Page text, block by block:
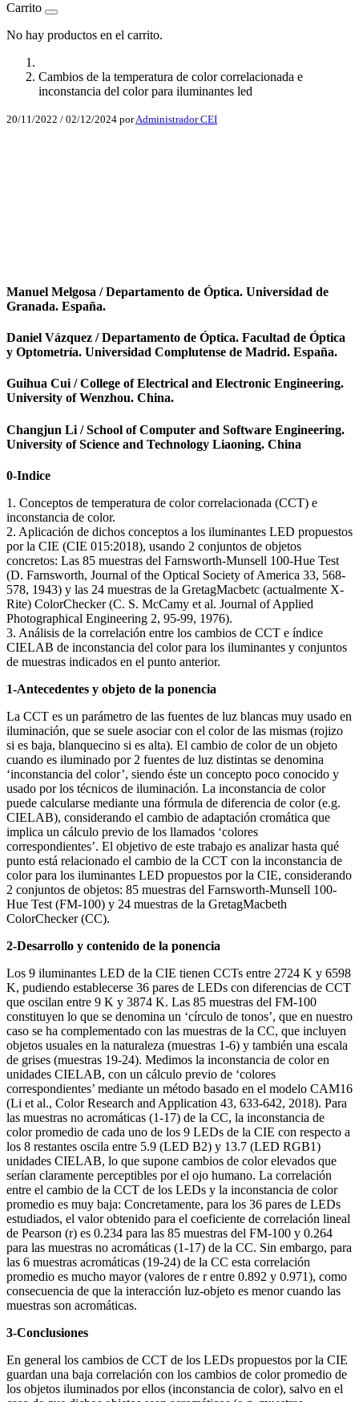
Carrito
No hay productos en el carrito.
Cambios de la temperatura de color correlacionada e
inconstancia del color para iluminantes led
20/11/2022 / 02/12/2024 porAdministrador CEI
Manuel Melgosa / Departamento de Óptica. Universidad de
Granada. España.
Daniel Vázquez / Departamento de Óptica. Facultad de Óptica
y Optometría. Universidad Complutense de Madrid. España.
Guihua Cui / College of Electrical and Electronic Engineering.
University of Wenzhou. China.
Changjun Li / School of Computer and Software Engineering.
University of Science and Technology Liaoning. China
0-Indice
1. Conceptos de temperatura de color correlacionada (CCT) e
inconstancia de color.
2. Aplicación de dichos conceptos a los iluminantes LED propuestos
por la CIE (CIE 015:2018), usando 2 conjuntos de objetos
concretos: Las 85 muestras del Farnsworth-Munsell 100-Hue Test
(D. Farnsworth, Journal of the Optical Society of America 33, 568‐
578, 1943) y las 24 muestras de la GretagMacbetc (actualmente X-
Rite) ColorChecker (C. S. McCamy et al. Journal of Applied
Photographical Engineering 2, 95-99, 1976).
3. Análisis de la correlación entre los cambios de CCT e índice
CIELAB de inconstancia del color para los iluminantes y conjuntos
de muestras indicados en el punto anterior.
1-Antecedentes y objeto de la ponencia
La CCT es un parámetro de las fuentes de luz blancas muy usado en
iluminación, que se suele asociar con el color de las mismas (rojizo
si es baja, blanquecino si es alta). El cambio de color de un objeto
cuando es iluminado por 2 fuentes de luz distintas se denomina
‘inconstancia del color’, siendo éste un concepto poco conocido y
usado por los técnicos de iluminación. La inconstancia de color
puede calcularse mediante una fórmula de diferencia de color (e.g.
CIELAB), considerando el cambio de adaptación cromática que
implica un cálculo previo de los llamados ‘colores
correspondientes’. El objetivo de este trabajo es analizar hasta qué
punto está relacionado el cambio de la CCT con la inconstancia de
color para los iluminantes LED propuestos por la CIE, considerando
2 conjuntos de objetos: 85 muestras del Farnsworth-Munsell 100-
Hue Test (FM-100) y 24 muestras de la GretagMacbeth
ColorChecker (CC).
2-Desarrollo y contenido de la ponencia
Los 9 iluminantes LED de la CIE tienen CCTs entre 2724 K y 6598
K, pudiendo establecerse 36 pares de LEDs con diferencias de CCT
que oscilan entre 9 K y 3874 K. Las 85 muestras del FM-100
constituyen lo que se denomina un ‘círculo de tonos’, que en nuestro
caso se ha complementado con las muestras de la CC, que incluyen
objetos usuales en la naturaleza (muestras 1-6) y también una escala
de grises (muestras 19-24). Medimos la inconstancia de color en
unidades CIELAB, con un cálculo previo de ‘colores
correspondientes’ mediante un método basado en el modelo CAM16
(Li et al., Color Research and Application 43, 633-642, 2018). Para
las muestras no acromáticas (1-17) de la CC, la inconstancia de
color promedio de cada uno de los 9 LEDs de la CIE con respecto a
los 8 restantes oscila entre 5.9 (LED B2) y 13.7 (LED RGB1)
unidades CIELAB, lo que supone cambios de color elevados que
serían claramente perceptibles por el ojo humano. La correlación
entre el cambio de la CCT de los LEDs y la inconstancia de color
promedio es muy baja: Concretamente, para los 36 pares de LEDs
estudiados, el valor obtenido para el coeficiente de correlación lineal
de Pearson (r) es 0.234 para las 85 muestras del FM-100 y 0.264
para las muestras no acromáticas (1-17) de la CC. Sin embargo, para
las 6 muestras acromáticas (19-24) de la CC esta correlación
promedio es mucho mayor (valores de r entre 0.892 y 0.971), como
consecuencia de que la interacción luz-objeto es menor cuando las
muestras son acromáticas.
3-Conclusiones
En general los cambios de CCT de los LEDs propuestos por la CIE
guardan una baja correlación con los cambios de color promedio de
los objetos iluminados por ellos (inconstancia de color), salvo en el